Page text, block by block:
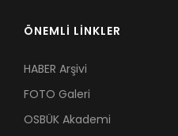
ÖNEMLİ LİNKLER
HABER Arşivi
FOTO Galeri
OSBÜK Akademi